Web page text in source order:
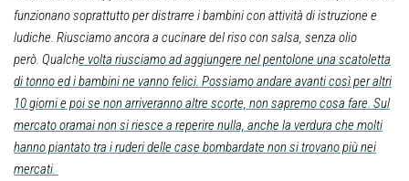
funzionano soprattutto per distrarre i bambini con attività di istruzione e
ludiche. Riusciamo ancora a cucinare del riso con salsa, senza olio
però. Qualche volta riusciamo ad aggiungere nel pentolone una scatoletta
di tonno ed i bambini ne vanno felici. Possiamo andare avanti così per altri
10 giorni e poi se non arriveranno altre scorte, non sapremo cosa fare. Sul
mercato oramai non si riesce a reperire nulla, anche la verdura che molti
hanno piantato tra i ruderi delle case bombardate non si trovano più nei
mercati.